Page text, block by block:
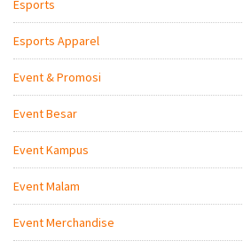
Esports
Esports Apparel
Event & Promosi
Event Besar
Event Kampus
Event Malam
Event Merchandise